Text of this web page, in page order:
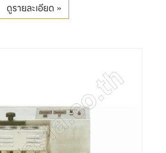
ดูรายละเอียด »